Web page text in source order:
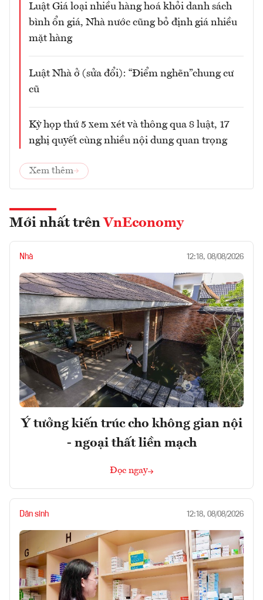
Luật Giá loại nhiều hàng hoá khỏi danh sách
bình ổn giá, Nhà nước cũng bỏ định giá nhiều
mặt hàng
Luật Nhà ở (sửa đổi): “Điểm nghẽn”chung cư
cũ
Kỳ họp thứ 5 xem xét và thông qua 8 luật, 17
nghị quyết cùng nhiều nội dung quan trọng
Xem thêm
Mới nhất trên VnEconomy
Nhà 12:18, 08/08/2026
Ý tưởng kiến trúc cho không gian nội
- ngoại thất liền mạch
Đọc ngay
Dân sinh 12:18, 08/08/2026